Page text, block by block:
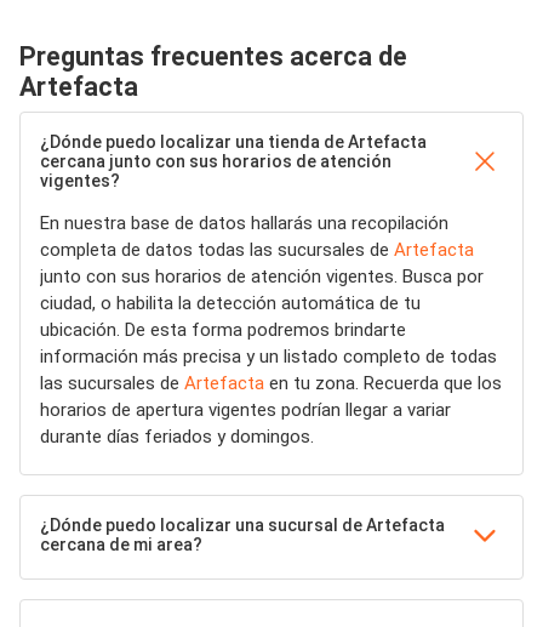
Preguntas frecuentes acerca de
Artefacta
¿Dónde puedo localizar una tienda de Artefacta
cercana junto con sus horarios de atención
vigentes?
En nuestra base de datos hallarás una recopilación
completa de datos todas las sucursales de Artefacta
junto con sus horarios de atención vigentes. Busca por
ciudad, o habilita la detección automática de tu
ubicación. De esta forma podremos brindarte
información más precisa y un listado completo de todas
las sucursales de Artefacta en tu zona. Recuerda que los
horarios de apertura vigentes podrían llegar a variar
durante días feriados y domingos.
¿Dónde puedo localizar una sucursal de Artefacta
cercana de mi area?